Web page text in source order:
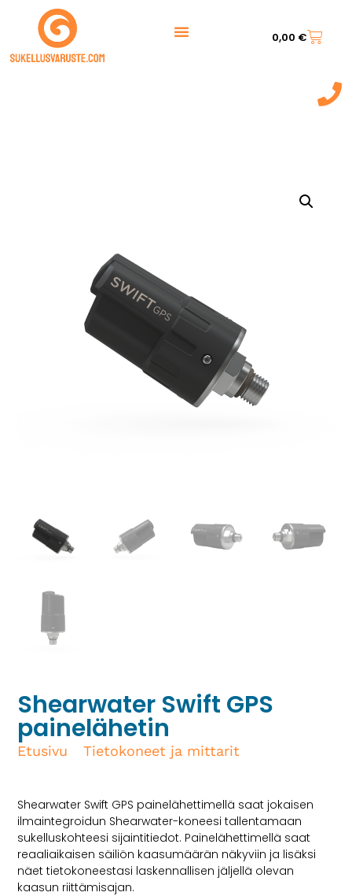
0,00 €
Shearwater Swift GPS
painelähetin
Etusivu /Tietokoneet ja mittarit
Shearwater Swift GPS painelähettimellä saat jokaisen
ilmaintegroidun Shearwater-koneesi tallentamaan
sukelluskohteesi sijaintitiedot. Painelähettimellä saat
reaaliaikaisen säiliön kaasumäärän näkyviin ja lisäksi
näet tietokoneestasi laskennallisen jäljellä olevan
kaasun riittämisajan.